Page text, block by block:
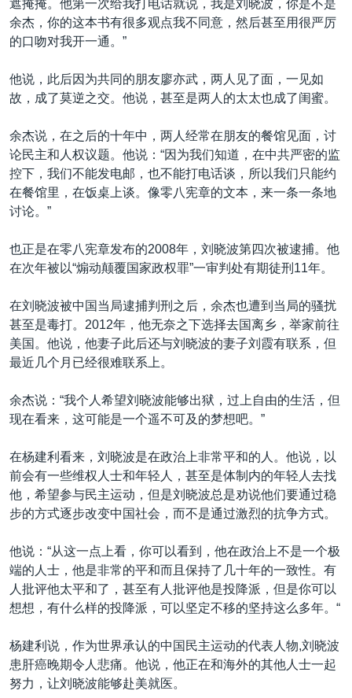
遮掩掩。他第一次给我打电话就说，我是刘晓波，你是不是
余杰，你的这本书有很多观点我不同意，然后甚至用很严厉
的口吻对我开一通。”
他说，此后因为共同的朋友廖亦武，两人见了面，一见如
故，成了莫逆之交。他说，甚至是两人的太太也成了闺蜜。
余杰说，在之后的十年中，两人经常在朋友的餐馆见面，讨
论民主和人权议题。他说：“因为我们知道，在中共严密的监
控下，我们不能发电邮，也不能打电话谈，所以我们只能约
在餐馆里，在饭桌上谈。像零八宪章的文本，来一条一条地
讨论。”
也正是在零八宪章发布的2008年，刘晓波第四次被逮捕。他
在次年被以“煽动颠覆国家政权罪”一审判处有期徒刑11年。
在刘晓波被中国当局逮捕判刑之后，余杰也遭到当局的骚扰
甚至是毒打。2012年，他无奈之下选择去国离乡，举家前往
美国。他说，他妻子此后还与刘晓波的妻子刘霞有联系，但
最近几个月已经很难联系上。
余杰说：“我个人希望刘晓波能够出狱，过上自由的生活，但
现在看来，这可能是一个遥不可及的梦想吧。”
在杨建利看来，刘晓波是在政治上非常平和的人。他说，以
前会有一些维权人士和年轻人，甚至是体制内的年轻人去找
他，希望参与民主运动，但是刘晓波总是劝说他们要通过稳
步的方式逐步改变中国社会，而不是通过激烈的抗争方式。
他说：“从这一点上看，你可以看到，他在政治上不是一个极
端的人士，他是非常的平和而且保持了几十年的一致性。有
人批评他太平和了，甚至有人批评他是投降派，但是你可以
想想，有什么样的投降派，可以坚定不移的坚持这么多年。“
杨建利说，作为世界承认的中国民主运动的代表人物,刘晓波
患肝癌晚期令人悲痛。他说，他正在和海外的其他人士一起
努力，让刘晓波能够赴美就医。